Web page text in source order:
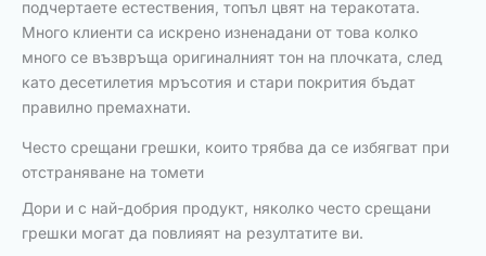
подчертаете естествения, топъл цвят на теракотата.
Много клиенти са искрено изненадани от това колко
много се възвръща оригиналният тон на плочката, след
като десетилетия мръсотия и стари покрития бъдат
правилно премахнати.
Често срещани грешки, които трябва да се избягват при
отстраняване на томети
Дори и с най-добрия продукт, няколко често срещани
грешки могат да повлияят на резултатите ви.